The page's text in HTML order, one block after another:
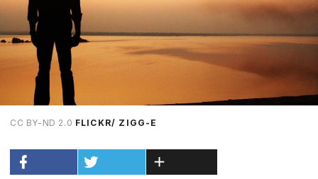
CC BY-ND 2.0 FLICKR/ ZIGG-E